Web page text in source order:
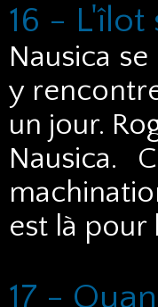
16 - L'îlot
Nausica
y
un jour.
Nausica.
est là pour
17 -